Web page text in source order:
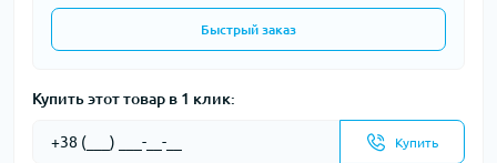
Быстрый заказ
Купить этот товар в 1 клик:
Купить